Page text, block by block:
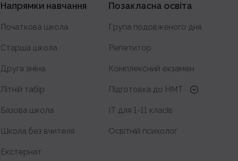
Напрямки навчання
Початкова школа
Старша школа
Друга зміна
Літній табір
Базова школа
Школа без вчителя
Екстернат
Позакласна освіта
Група подовженого дня
Репетитор
Комплексний екзамен
Підготовка до HMT
з української мови
з історії України
IT для 1-11 класів
Освітній психолог